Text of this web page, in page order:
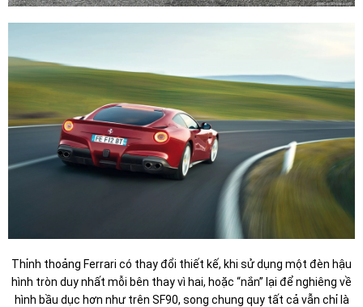
Thỉnh thoảng Ferrari có thay đổi thiết kế, khi sử dụng một đèn hậu
hình tròn duy nhất mỗi bên thay vì hai, hoặc “nắn” lại để nghiêng về
hình bầu dục hơn như trên SF90, song chung quy tất cả vẫn chỉ là